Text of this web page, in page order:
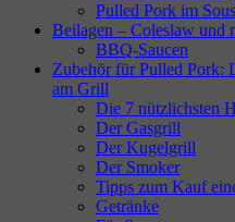
Pulled Pork im
Beilagen – Coleslaw und
BBQ-Saucen
Zubehör für Pulled Pork:
am Grill
Die 7 nützlichsten
Der Gasgrill
Der Kugelgrill
Der Smoker
Tipps zum Kauf
Getränke